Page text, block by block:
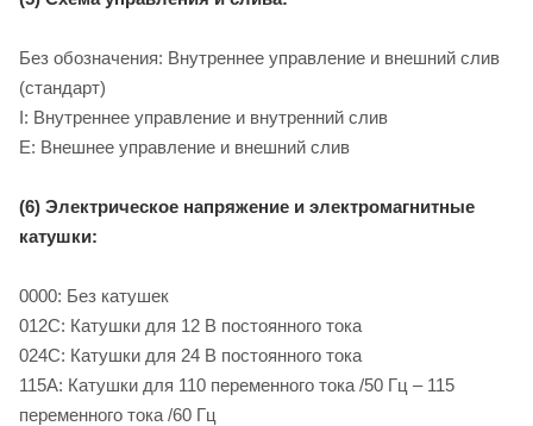
Без обозначения: Внутреннее управление и внешний слив
(стандарт)
I: Внутреннее управление и внутренний слив
E: Внешнее управление и внешний слив
(6) Электрическое напряжение и электромагнитные
катушки:
0000: Без катушек
012C: Катушки для 12 B постоянного тока
024C: Катушки для 24 B постоянного тока
115A: Катушки для 110 переменного тока /50 Гц – 115
переменного тока /60 Гц